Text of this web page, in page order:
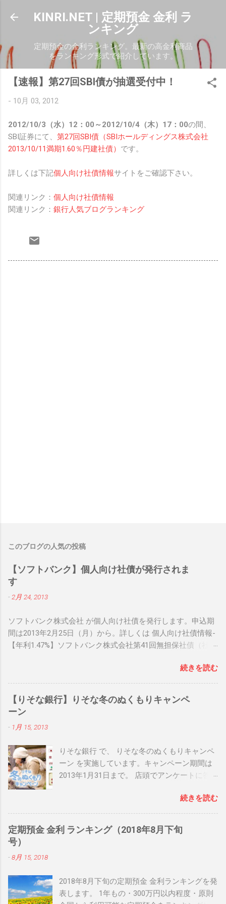
スキップしてメイン コンテンツに移動
KINRI.NET | 定期預金 金利 ラ
ンキング
定期預金の金利ランキング。最新の高金利商品
をランキング形式で紹介しています。
【速報】第27回SBI債が抽選受付中！
- 10月 03, 2012
2012/10/3（水）12：00～2012/10/4（木）17：00の間、
SBI証券にて、 第27回SBI債（SBIホールディングス株式会社
2013/10/11満期1.60％円建社債） です。
詳しくは下記個人向け社債情報サイトをご確認下さい。
関連リンク： 個人向け社債情報
関連リンク： 銀行人気ブログランキング
このブログの人気の投稿
【ソフトバンク】個人向け社債が発行されま
す
- 2月 24, 2013
ソフトバンク株式会社 が個人向け社債を発行します。申込期
間は2013年2月25日（月）から。詳しくは 個人向け社債情報-
【年利1.47%】ソフトバンク株式会社第41回無担保社債（社債
向け社債情報 関連リンク： 銀行人気ブログランキング続きを読む
【りそな銀行】りそな冬のぬくもりキャンペ
ーン
- 1月 15, 2013
りそな銀行 で、 りそな冬のぬくもりキャンペ
ーン を実施しています。キャンペーン期間は
2013年1月31日まで。 店頭でアンケートに答
ジナルブランケットが当たるなどの内容とな
っています。 日頃 りそな銀行 を利用してお
り、店頭に行く機会のある方は是非チェック
してみて下さいね！ 関連リンク： りそな冬の
続きを読む
定期預金 金利 ランキング（2018年8月下旬
号）
-8月 15, 2018
2018年8月下旬の定期預金 金利ランキングを発
表します。 1年もの・300万円以内程度・原則